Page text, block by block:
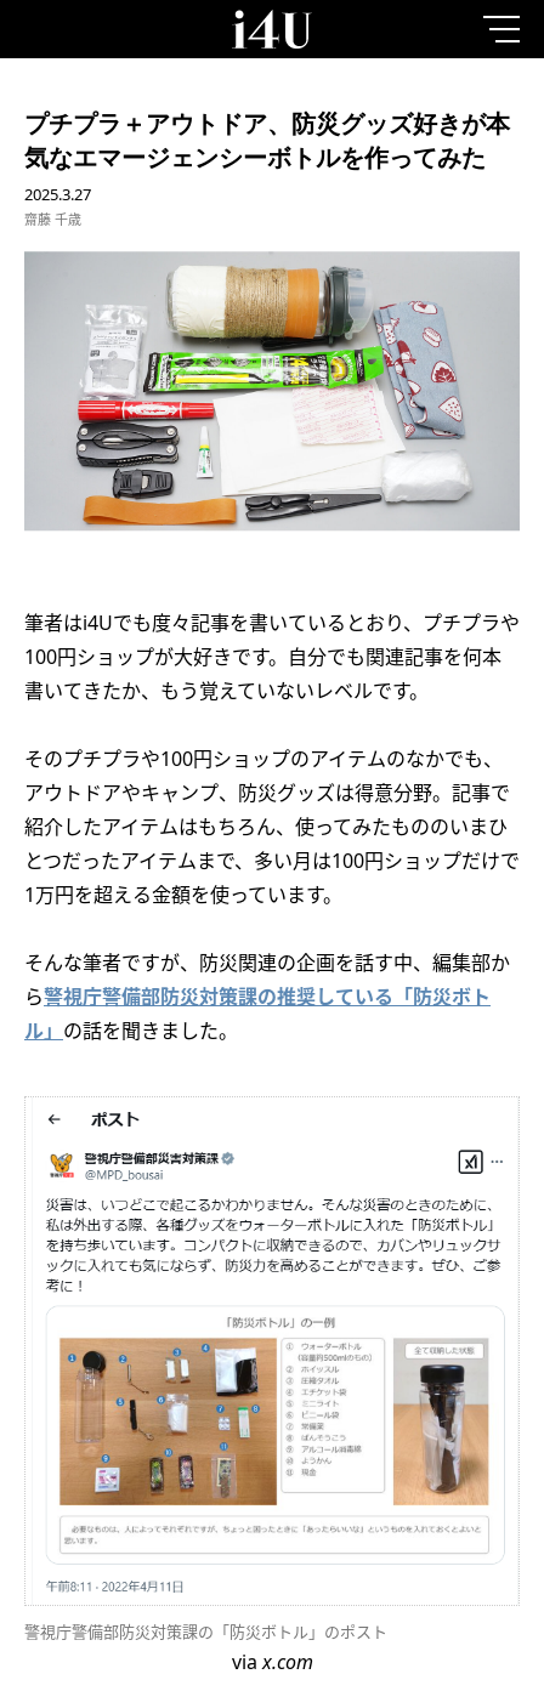
プチプラ＋アウトドア、防災グッズ好きが本
気なエマージェンシーボトルを作ってみた
2025.3.27
齋藤 千歳
筆者はi4Uでも度々記事を書いているとおり、プチプラや
100円ショップが大好きです。自分でも関連記事を何本
書いてきたか、もう覚えていないレベルです。
そのプチプラや100円ショップのアイテムのなかでも、
アウトドアやキャンプ、防災グッズは得意分野。記事で
紹介したアイテムはもちろん、使ってみたもののいまひ
とつだったアイテムまで、多い月は100円ショップだけで
1万円を超える金額を使っています。
そんな筆者ですが、防災関連の企画を話す中、編集部か
ら警視庁警備部防災対策課の推奨している「防災ボト
ル」 の話を聞きました。
警視庁警備部防災対策課の「防災ボトル」のポスト
viax.com